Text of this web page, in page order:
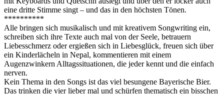
eine dritte Stimme singt – und das in den höchsten Tönen.
**********
Alle bringen sich musikalisch und mit kreativem Songwriting ein,
schreiben sich ihre Texte auch mal von der Seele, betrauern
Liebesschmerz oder ergießen sich in Liebesglück, freuen sich über
ein Kinderlächeln in Nepal, kommentieren mit einem
Augenzwinkern Alltagssituationen, die jeder kennt und die einfach
nerven.
Kein Thema in den Songs ist das viel besungene Bayerische Bier.
Das trinken die vier lieber mal und schürfen thematisch ein bisschen